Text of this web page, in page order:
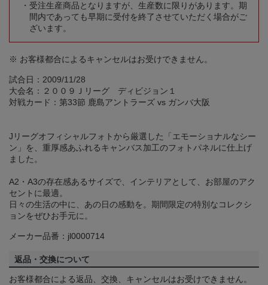
受注生産商品となりますが、生産数に限りがあります。期
間内であっても早期に受付を終了させていただく場合がご
ざいます。
※ お客様都合によるキャンセルはお受けできません。
試合日：2009/11/28
大会名：２００９Ｊリーグ ディビジョン１
対戦カード：第33節 鹿島アントラーズ vs ガンバ大阪
Jリーグオフィシャルフォトから厳選した「エモーショナルなシー
ン」を、重厚感あふれるキャンバス加工のフォトパネルに仕上げ
ました。
A2・A3の存在感あるサイズで、インテリアとして、お部屋のアク
セントに最適。
日々の生活の中に、あの日の感動を。期間限定の特別なコレクシ
ョンをぜひお手元に。
メーカー品番：jl0000714
返品・交換について
お客様都合による返品、交換、キャンセルはお受けできません。